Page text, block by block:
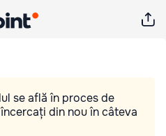
se află în proces de
din nou în câteva